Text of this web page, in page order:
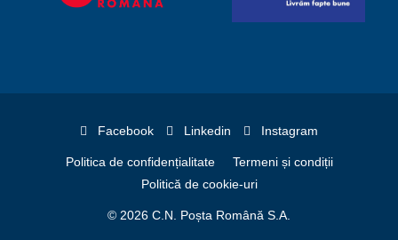
Facebook Linkedin Instagram
Politica de confidențialitate
Termeni și condiții
Politică de cookie-uri
© 2026 C.N. Poșta Română S.A.